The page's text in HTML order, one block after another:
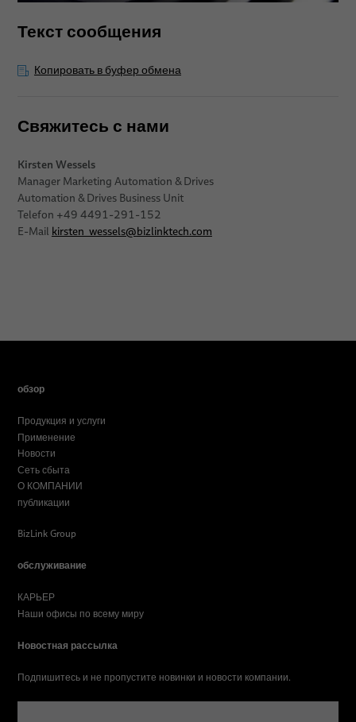
Текст сообщения
Копировать в буфер обмена
Свяжитесь с нами
Kirsten Wessels
Manager Marketing Automation & Drives
Automation & Drives Business Unit
Telefon +49 4491-291-152
E-Mail kirsten_wessels@bizlinktech.com
обзор
Продукция и услуги
Применение
Новости
Сеть сбыта
О КОМПАНИИ
публикации
BizLink Group
обслуживание
КАРЬЕР
Наши офисы по всему миру
Новостная рассылка
Подпишитесь и не пропустите новинки и новости компании.